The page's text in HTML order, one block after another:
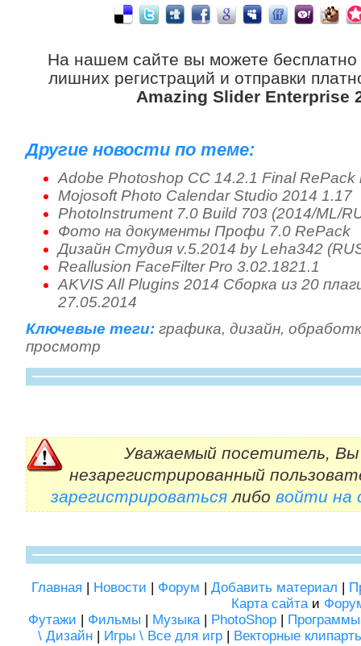
На нашем сайте вы можете бесплатно
лишних регистраций и отправки
Amazing Slider Enterprise
Другие новости по теме:
Adobe Photoshop CC 14.2.1 Final
Mojosoft Photo Calendar Studio 2014 1.17
PhotoInstrument 7.0 Build 703 (2014/ML/
Фото на документы Профи 7.0 RePack
Дизайн Студия v.5.2014 by Leha342
Reallusion FaceFilter Pro 3.02.1821.1
AKVIS All Plugins 2014 Сборка из 20
27.05.2014
Ключевые теги: графика, дизайн,
просмотр
Уважаемый посетитель, Вы
незарегистрированный
зарегистрироватьсялибо войти на
Главная | Новости | Форум | Добавить материал |
Карта сайтаи
Футажи | Фильмы | Музыка| PhotoShop | Программы
\ Дизайн | Игры \ Все для игр | Векторные